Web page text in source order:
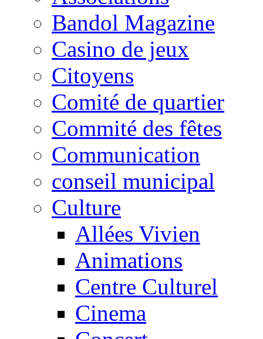
Bandol Magazine
Casino de jeux
Citoyens
Comité de quartier
Commité des fêtes
Communication
conseil municipal
Culture
Allées Vivien
Animations
Centre Culturel
Cinema